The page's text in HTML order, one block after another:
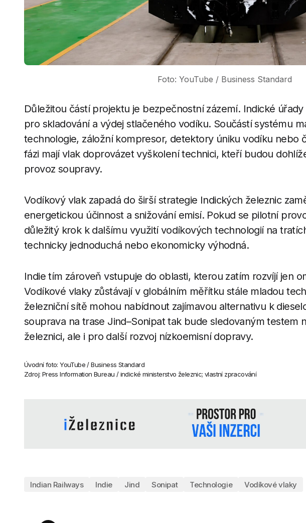
Foto: YouTube / Business Standard
Důležitou částí projektu je bezpečnostní zázemí. Indické
pro skladování a výdej stlačeného vodíku. Součástí systému
technologie, záložní kompresor, detektory úniku vodíku nebo
fázi mají vlak doprovázet vyškolení technici, kteří budou
provoz soupravy.
Vodíkový vlak zapadá do širší strategie Indických železnic
energetickou účinnost a snižování emisí. Pokud se pilotní
důležitý krok k dalšímu využití vodíkových technologií na
technicky jednoduchá nebo ekonomicky výhodná.
Indie tím zároveň vstupuje do oblasti, kterou zatím rozvíjí jen
Vodíkové vlaky zůstávají v globálním měřítku stále mladou
železniční sítě mohou nabídnout zajímavou alternativu k
souprava na trase Jind–Sonipat tak bude sledovaným testem
železnici, ale i pro další rozvoj nízkoemisní dopravy.
Úvodní foto: YouTube / Business Standard
Zdroj: Press Information Bureau / indické ministerstvo železnic; vlastní zpracování
Indian Railways Indie Jind Sonipat Technologie Vodíkové vlaky